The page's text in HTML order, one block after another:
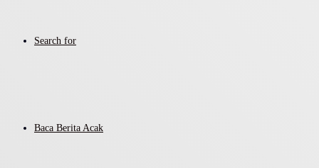
Search for
Baca Berita Acak